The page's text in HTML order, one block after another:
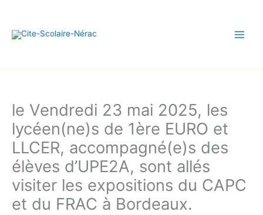
contenu
le Vendredi 23 mai 2025, les
lycéen(ne)s de 1ère EURO et
LLCER, accompagné(e)s des
élèves d’UPE2A, sont allés
visiter les expositions du CAPC
et du FRAC à Bordeaux.